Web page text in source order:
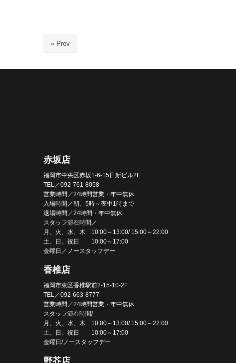
« Prev
赤坂店
福岡市中央区赤坂1-6-15日新ビル2F
TEL／092-761-8058
営業時間／24時間営業・年中無休
入場時間／朝、5時～夜中1時まで
退場時間／24時間・年中無休
スタッフ滞在時間／
月、火、水、木 10:00～13:00/ 15:00～22:00
土、日、祝日 10:00～17:00
金曜日／ノースタッフデー
香椎店
福岡市東区香椎駅前2-15-10-2F
TEL／092-663-8777
営業時間／24時間営業・年中無休
スタッフ滞在時間/
月、火、水、木 10:00～13:00/ 15:00～22:00
土、日、祝日 10:00～17:00
金曜日/ノースタッフデー
野芥店